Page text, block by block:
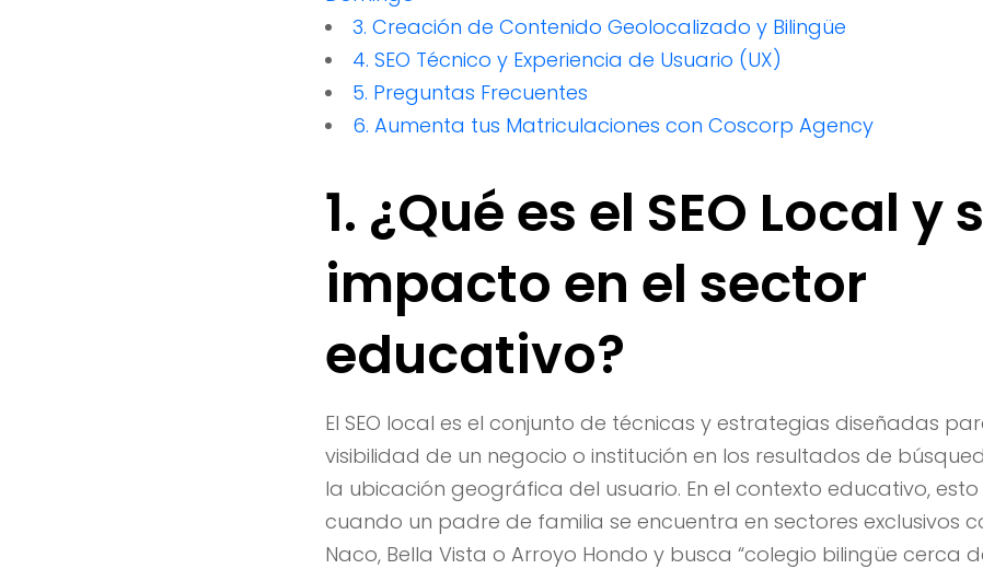
3. Creación de Contenido Geolocalizado y Bilingüe
4. SEO Técnico y Experiencia de Usuario (UX)
5. Preguntas Frecuentes
6. Aumenta tus Matriculaciones con Coscorp Agency
1. ¿Qué es el SEO Local y
impacto en el sector
educativo?
El SEO local es el conjunto de técnicas y estrategias diseñadas
visibilidad de un negocio o institución en los resultados de
la ubicación geográfica del usuario. En el contexto educativo,
cuando un padre de familia se encuentra en sectores exclusivos
Naco, Bella Vista o Arroyo Hondo y busca “colegio bilingüe cerca